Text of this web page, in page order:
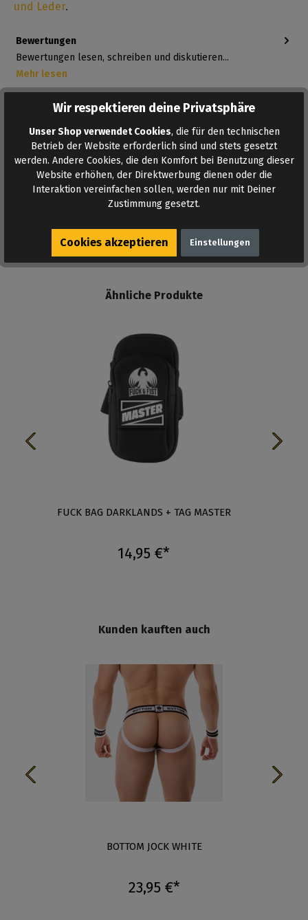
AUF DEN MERKZETTEL
und Leder.
Bewertungen
Bewertungen lesen, schreiben und diskutieren...
Mehr lesen
Ähnliche Produkte
FUCK BAG DARKLANDS + TAG MASTER
14,95 €*
Kunden kauften auch
BOTTOM JOCK WHITE
23,95 €*
Wir respektieren deine Privatsphäre
Unser Shop verwendet Cookies, die für den technischen
Betrieb der Website erforderlich sind und stets gesetzt
werden. Andere Cookies, die den Komfort bei Benutzung dieser
Website erhöhen, der Direktwerbung dienen oder die
Interaktion vereinfachen sollen, werden nur mit Deiner
Zustimmung gesetzt.
Cookies akzeptieren Einstellungen